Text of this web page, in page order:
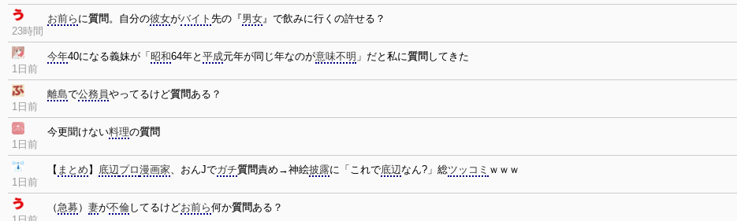
23時間
お前ら に質問。自分の彼女がバイト 先の『男女』で飲みに行くの許せる？
1日前
今年40になる義妹が「 昭和64年と 平成元年が同じ年なのが意味不明 」だと私に質問 してきた
1日前
離島で公務員やってるけど質問ある？
1日前
今更聞けない料理の質問
1日前
【 まとめ 】 底辺プロ漫画家、おんJでガチ質問責め→神絵披露に「これで底辺なん?」総ツッコミ ｗｗｗ
（急募 ） 妻が不倫してるけどお前ら何か質問ある？